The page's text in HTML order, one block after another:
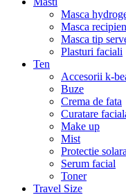
Masca
Masca
Masca tip
Plasturi faciali
Ten
Accesorii k-
Buze
Crema de fata
Curatare
Make up
Mist
Protectie solara
Serum facial
Toner
Travel Size